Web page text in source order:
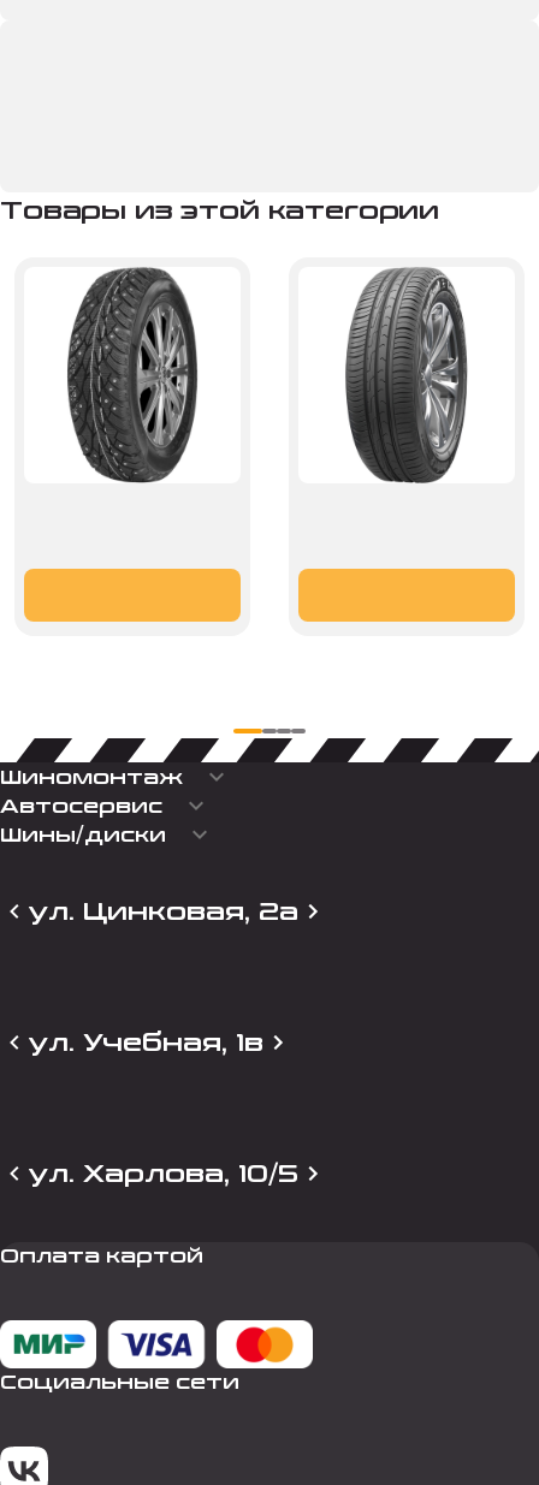
Товары из этой категории
Шиномонтаж keyboard_arrow_down
Автосервис keyboard_arrow_down
Шины/диски keyboard_arrow_down
ул. Цинковая, 2а
ул. Учебная, 1в
ул. Харлова, 10/5
Оплата картой
Социальные сети